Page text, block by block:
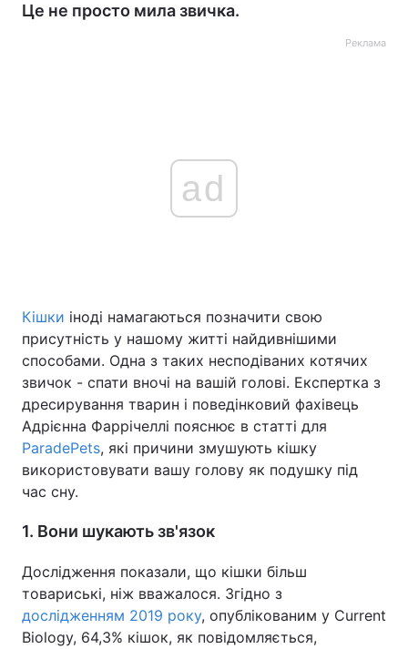
Це не просто мила звичка.
Реклама
ad
Кішки іноді намагаються позначити свою
присутність у нашому житті найдивнішими
способами. Одна з таких несподіваних котячих
звичок - спати вночі на вашій голові. Експертка з
дресирування тварин і поведінковий фахівець
Адрієнна Фаррічеллі пояснює в статті для
ParadePets, які причини змушують кішку
використовувати вашу голову як подушку під
час сну.
1. Вони шукають зв'язок
Дослідження показали, що кішки більш
товариські, ніж вважалося. Згідно з
дослідженням 2019 року, опублікованим у Current
Biology, 64,3% кішок, як повідомляється,